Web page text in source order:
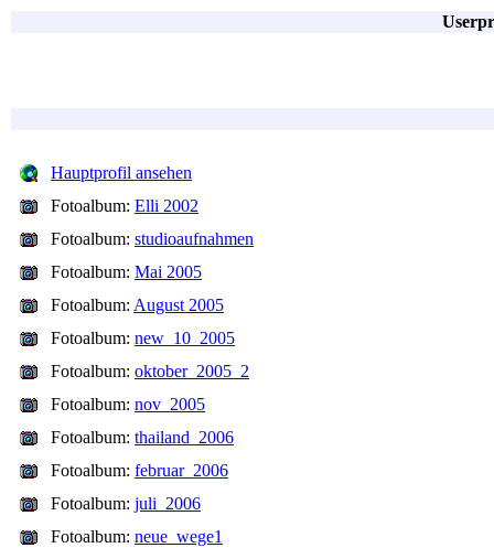
Hauptprofil ansehen
Fotoalbum: Elli 2002
Fotoalbum: studioaufnahmen
Fotoalbum: Mai 2005
Fotoalbum: August 2005
Fotoalbum: new_10_2005
Fotoalbum: oktober_2005_2
Fotoalbum: nov_2005
Fotoalbum: thailand_2006
Fotoalbum: februar_2006
Fotoalbum: juli_2006
Fotoalbum: neue_wege1